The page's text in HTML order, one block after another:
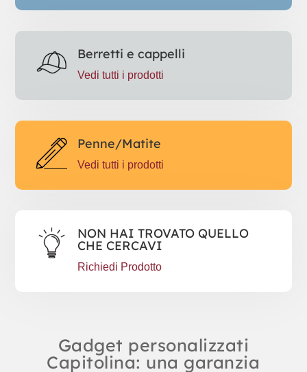
Berretti e cappelli
Vedi tutti i prodotti
Penne/Matite
Vedi tutti i prodotti
NON HAI TROVATO QUELLO
CHE CERCAVI
Richiedi Prodotto
Gadget personalizzati
Capitolina: una garanzia